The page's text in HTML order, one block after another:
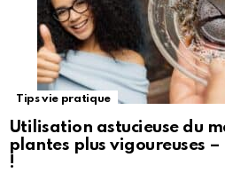
Tips vie pratique
Utilisation astucieuse du
plantes plus vigoureuses
!